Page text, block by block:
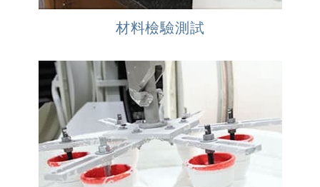
材料檢驗測試